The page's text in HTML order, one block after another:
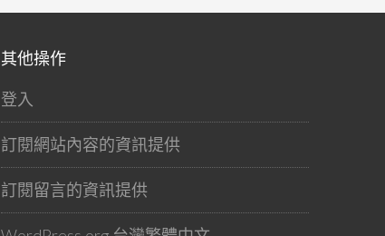
其他操作
登入
訂閱網站內容的資訊提供
訂閱留言的資訊提供